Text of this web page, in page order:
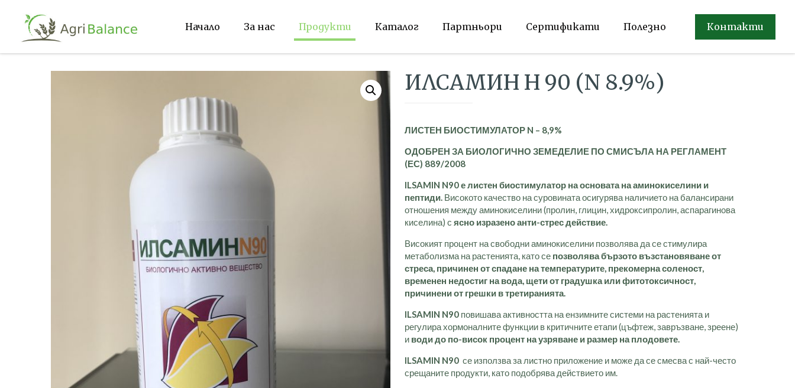
Начало За нас Продукти Каталог Партньори Сертификати Полезно Контакти
ИЛСАМИН Н 90 (N 8.9%)
ЛИСТЕН БИОСТИМУЛАТОР N – 8,9%
ОДОБРЕН ЗА БИОЛОГИЧНО ЗЕМЕДЕЛИЕ ПО СМИСЪЛА НА РЕГЛАМЕНТ
(ЕС) 889/2008
ILSAMIN N90е листен биостимулатор на основата на аминокиселини и
пептиди.Високото качество на суровината осигурява наличието на балансирани
отношения между аминокиселини (пролин, глицин, хидроксипролин, аспарагинова
киселина) с ясно изразено анти-стрес действие.
Високият процент на свободни аминокиселини позволява да се стимулира
метаболизма на растенията, като се позволява бързото възстановяване от
стреса, причинен от спадане на температурите, прекомерна соленост,
временен недостиг на вода, щети от градушка или фитотоксичност,
причинени от грешки в третиранията.
ILSAMIN N90повишава активността на ензимните системи на растенията и
регулира хормоналните функции в критичните етапи (цъфтеж, завръзване, зреене)
и води до по-висок процент на узряване и размер на плодовете.
ILSAMIN N90се използва за листно приложение и може да се смесва с най-често
срещаните продукти, като подобрява действието им.